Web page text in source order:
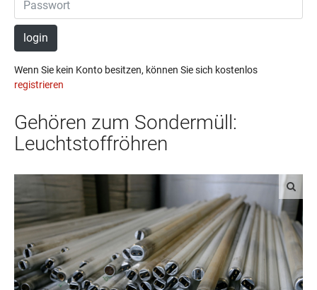
login
Wenn Sie kein Konto besitzen, können Sie sich kostenlos
registrieren
Gehören zum Sondermüll:
Leuchtstoffröhren